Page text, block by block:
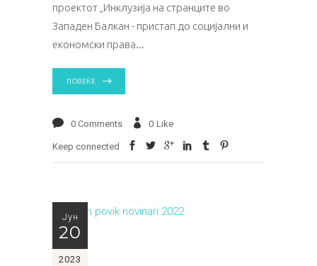
проектот „Инклузија на странците во
Западен Балкан - пристап до социјални и
економски права
ПОВЕЌЕ
0 Comments 0 Like
Keep connected
Јун
20
2023